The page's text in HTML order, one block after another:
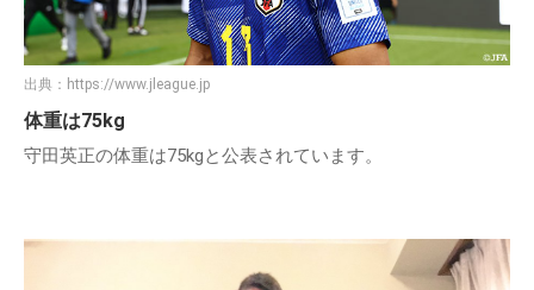
出典： https://www.jleague.jp
体重は75kg
守田英正の体重は75kgと公表されています。